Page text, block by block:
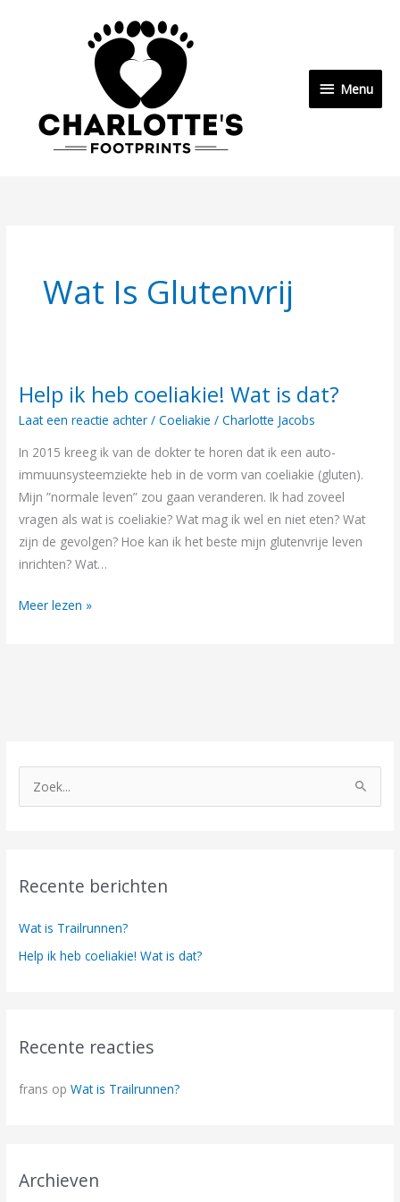
Menu
Wat Is Glutenvrij
Help ik heb coeliakie! Wat is dat?
Laat een reactie achter /Coeliakie /Charlotte Jacobs
In 2015 kreeg ik van de dokter te horen dat ik een auto-
immuunsysteemziekte heb in de vorm van coeliakie (gluten).
Mijn ”normale leven” zou gaan veranderen. Ik had zoveel
vragen als wat is coeliakie? Wat mag ik wel en niet eten? Wat
zijn de gevolgen? Hoe kan ik het beste mijn glutenvrije leven
inrichten? Wat…
Help
ik
coeliakie!
Wat
is
dat?
Meer lezen »
n
a
r
Recente berichten
Wat is Trailrunnen?
Help ik heb coeliakie! Wat is dat?
Recente reacties
frans opWat is Trailrunnen?
Archieven